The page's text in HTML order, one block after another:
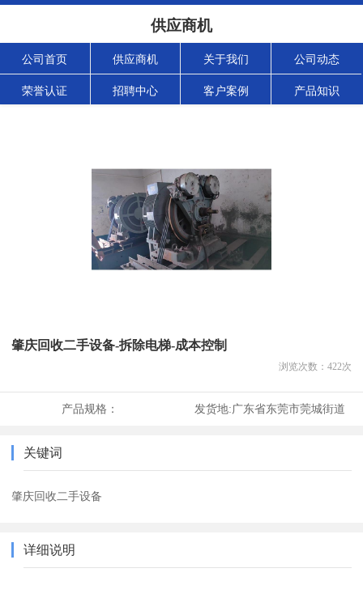
供应商机
公司首页 供应商机 关于我们 公司动态
荣誉认证 招聘中心 客户案例 产品知识
肇庆回收二手设备-拆除电梯-成本控制
浏览次数： 422次
产品规格： 发货地:广东省东莞市莞城街道
关键词
肇庆回收二手设备
详细说明